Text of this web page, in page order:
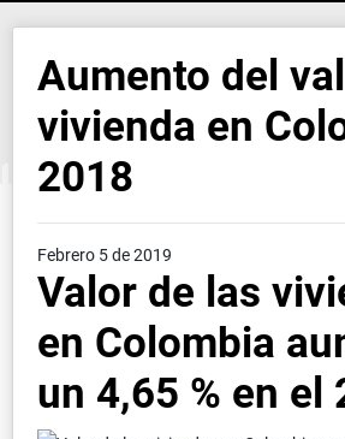
Aumento del
vivienda en
2018
Febrero 5 de 2019
Valor de las
en Colombia
un 4,65 % en el